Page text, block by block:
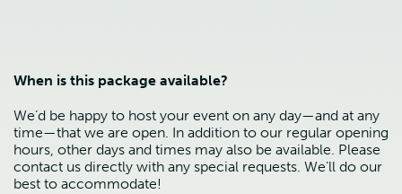
When is this package available?
We’d be happy to host your event on any day—and at any
time—that we are open. In addition to our regular opening
hours, other days and times may also be available. Please
contact us directly with any special requests. We’ll do our
best to accommodate!